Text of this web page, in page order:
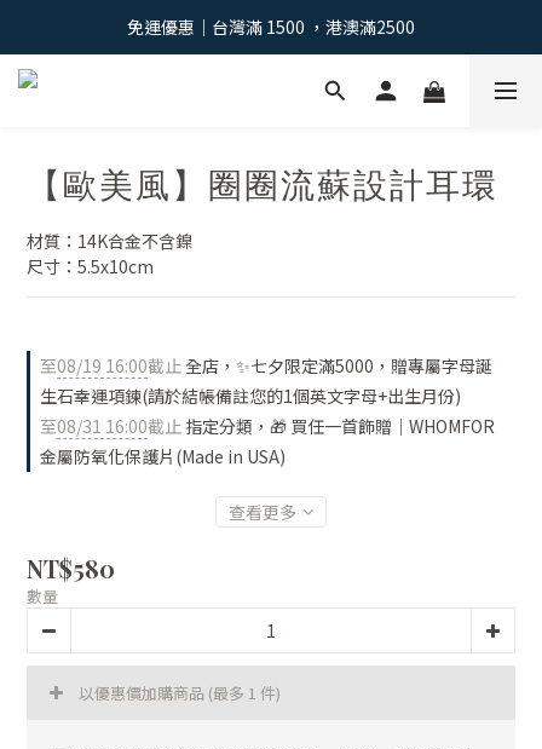
免運優惠｜台灣滿 1500 ，港澳滿2500
免運優惠｜台灣滿 1500 ，港澳滿2500
註冊會員：獲得100元購物金 >
【歐美風】圈圈流蘇設計耳環
材質：14K合金不含鎳
尺寸：5.5x10cm
至08/19 16:00截止全店，✨七夕限定滿5000，贈專屬字母誕
生石幸運項鍊(請於結帳備註您的1個英文字母+出生月份)
至08/31 16:00截止 指定分類，🎁 買任一首飾贈｜WHOMFOR
金屬防氧化保護片(Made in USA)
查看更多
NT$580
數量
以優惠價加購商品 (最多 1 件)